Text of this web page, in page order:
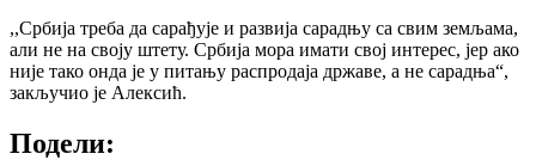
,,Србија треба да сарађује и развија сарадњу са свим земљама,
али не на своју штету. Србија мора имати свој интерес, јер ако
није тако онда је у питању распродаја државе, а не сарадња“,
закључио је Алексић.
Подели: